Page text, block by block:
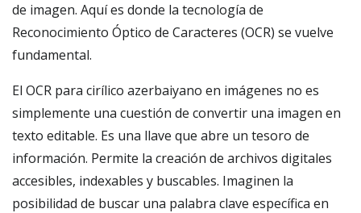
de imagen. Aquí es donde la tecnología de
Reconocimiento Óptico de Caracteres (OCR) se vuelve
fundamental.
El OCR para cirílico azerbaiyano en imágenes no es
simplemente una cuestión de convertir una imagen en
texto editable. Es una llave que abre un tesoro de
información. Permite la creación de archivos digitales
accesibles, indexables y buscables. Imaginen la
posibilidad de buscar una palabra clave específica en